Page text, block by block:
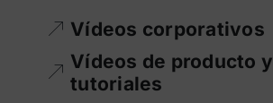
Vídeos corporativos
Vídeos de producto y
tutoriales